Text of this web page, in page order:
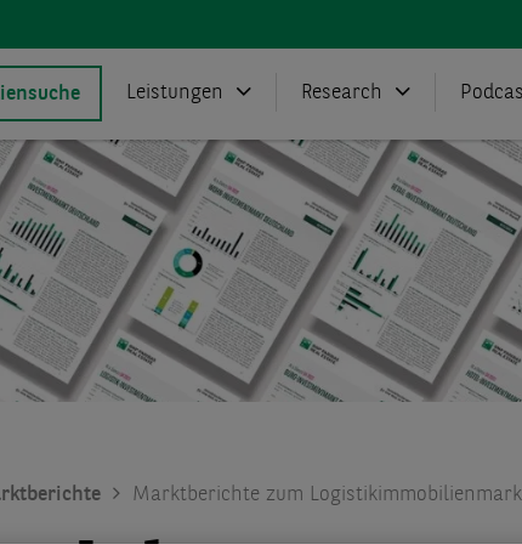
Leistungen Research
Marktberichte zum